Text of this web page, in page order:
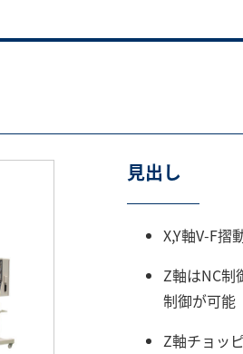
見出し
X,Y軸V-F
Z軸はNC制
制御が可能
Z軸チョッ